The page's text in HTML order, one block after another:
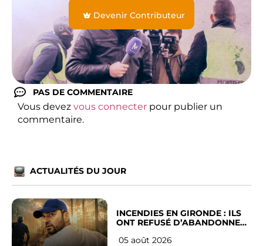
Devenir Contributeur
PAS DE COMMENTAIRE
Vous devez vous connecter pour publier un
commentaire.
ACTUALITÉS DU JOUR
INCENDIES EN GIRONDE : ILS
ONT REFUSÉ D’ABANDONNER
05 août 2026